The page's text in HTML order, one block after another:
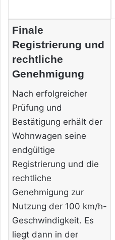
Finale
Registrierung und
rechtliche
Genehmigung
Nach erfolgreicher
Prüfung und
Bestätigung erhält der
Wohnwagen seine
endgültige
Registrierung und die
rechtliche
Genehmigung zur
Nutzung der 100 km/h-
Geschwindigkeit. Es
liegt dann in der